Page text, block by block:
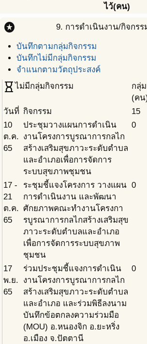
ไว้(คน)
stars 9. การดำเนินงาน/กิจกรร
บันทึกตามกลุ่มกิจกรรม
บันทึกไม่มีกลุ่มกิจกรรม
จำแนกตามวัตถุประสงค์
hourglass_emptyไม่มีกลุ่มกิจกรรม
กลุ่
(คน
วันที่ กิจกรรม 15
10
ต.ค.
65
ประชุมวางแผนการดำเนิน
งานโครงการบูรณาการกลไก
สร้างเสริมสุขภาวะระดับตำบล
และอำเภอเพื่อการจัดการ
ระบบสุขภาพชุมชน
0
17 -
21
ต.ค.
65
ระชุมชี้แจงโครงการ วางแผน
การดำเนินงาน และพัฒนา
ศักยภาพคณะทำงานโครงกา
รบูรณาการกลไกสร้างเสริมสุข
ภาวะระดับตำบลและอำเภอ
เพื่อการจัดการระบบสุขภาพ
ชุมชน
0
17
พ.ย.
65
ร่วมประชุมชี้แจงการดำเนิน
งานโครงการบูรณาการกลไก
สร้างเสริมสุขภาวะระดับตำบล
และอำเภอ และร่วมพิธีลงนาม
บันทึกข้อตกลงความร่วมมือ
(MOU) อ.หนองจิก อ.ยะหริ่ง
อ.เมือง จ.ปัตตานี
0